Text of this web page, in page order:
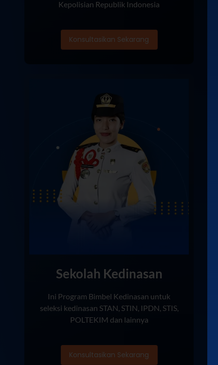
Kepolisian Republik Indonesia
Konsultasikan Sekarang
Sekolah Kedinasan
Ini Program Bimbel Kedinasan untuk
seleksi kedinasan STAN, STIN, IPDN, STIS,
POLTEKIM dan lainnya
Konsultasikan Sekarang